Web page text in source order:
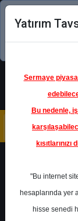
Yatırım
Sermaye
Bu nedenle,
"Bu internet
hesaplarında yer
hisse senedi